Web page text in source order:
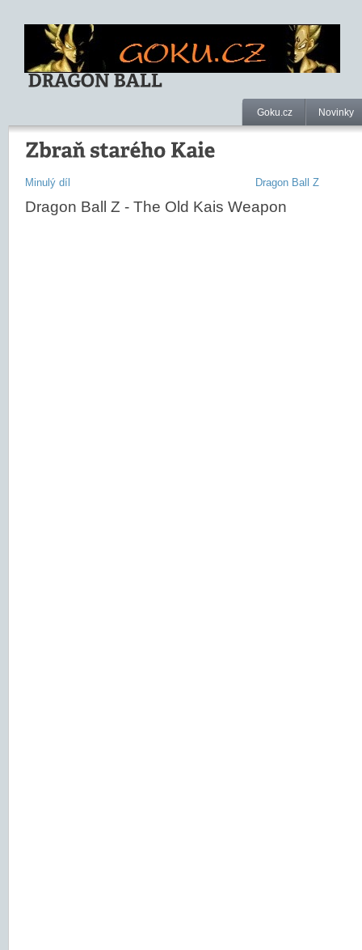
Goku.cz Novinky
Minulý díl Dragon Ball Z
Dragon Ball Z - The Old Kais Weapon